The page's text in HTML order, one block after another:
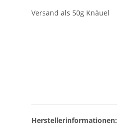
Versand als 50g Knäuel
Herstellerinformationen: